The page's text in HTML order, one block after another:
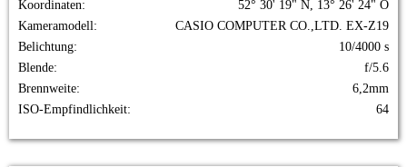
Koordinaten
52° 30' 19" N, 13° 26' 24" O
Kameramodell
CASIO COMPUTER CO.,LTD. EX-Z19
Belichtung
10/4000 s
Blende
f/5.6
Brennweite
6,2mm
ISO-Empfindlichkeit
64